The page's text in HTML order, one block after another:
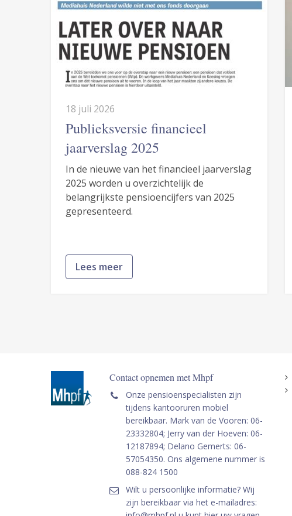
18 juli 2026
Publieksversie financieel
jaarverslag 2025
In de nieuwe van het financieel jaarverslag
2025 worden u overzichtelijk de
belangrijkste pensioencijfers van 2025
gepresenteerd.
Lees meer
Contact opnemen met Mhpf
Onze pensioenspecialisten zijn
tijdens kantooruren mobiel
bereikbaar. Mark van de Vooren: 06-
23332804; Jerry van der Hoeven: 06-
12187894; Delano Gemerts: 06-
57054350. Ons algemene nummer is
088-824 1500
Wilt u persoonlijke informatie? Wij
zijn bereikbaar via het e-mailadres: